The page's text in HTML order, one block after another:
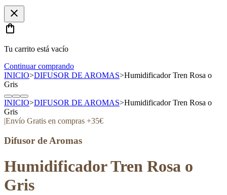
close
shopping_bag
Tu carrito está vacío
Continuar comprando
INICIO>DIFUSOR DE AROMAS>Humidificador Tren Rosa o
Gris
INICIO>DIFUSOR DE AROMAS>Humidificador Tren Rosa o
Gris
|Envío Gratis en compras +35€
Difusor de Aromas
Humidificador Tren Rosa o
Gris